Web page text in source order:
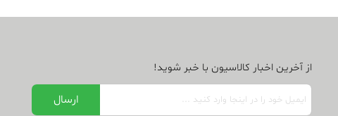
از آخرین اخبار کالاسیون با خبر شوید!